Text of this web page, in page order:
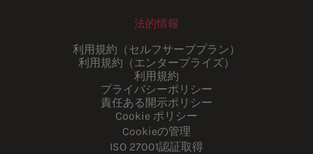
法的情報
利用規約（セルフサーブプラン）
利用規約（エンタープライズ）
利用規約
プライバシーポリシー
責任ある開示ポリシー
Cookie ポリシー
Cookieの管理
ISO 27001認証取得